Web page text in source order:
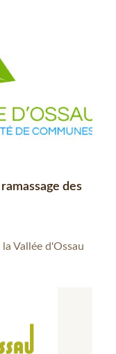
des
Vallée d'Ossau